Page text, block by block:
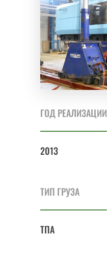
ГОД РЕАЛИЗАЦИИ
2013
ТИП ГРУЗА
ТПА